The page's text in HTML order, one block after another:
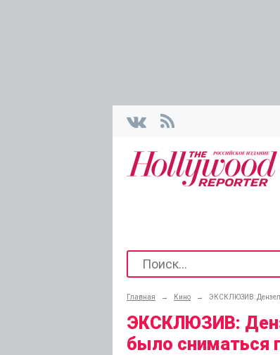
Главная → Кино → ЭКСКЛЮЗИВ:
ЭКСКЛЮЗИВ:
было сниматься